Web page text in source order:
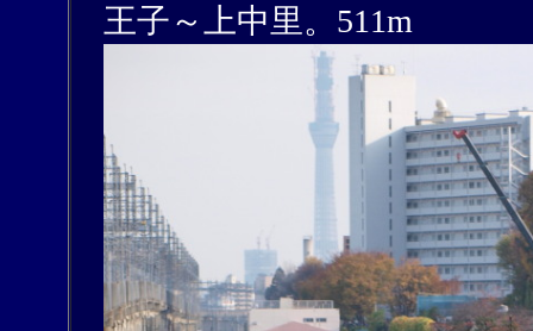
王子～上中里。511m